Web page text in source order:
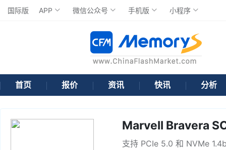
国际版 APP 微信公众号 手机版 小程序
首页 报价 资讯 快讯 分析
Marvell Bravera
支持 PCIe 5.0 和 NVMe